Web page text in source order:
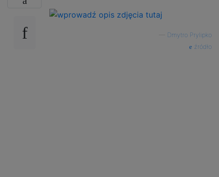
Dmytro Prylipko
źródło